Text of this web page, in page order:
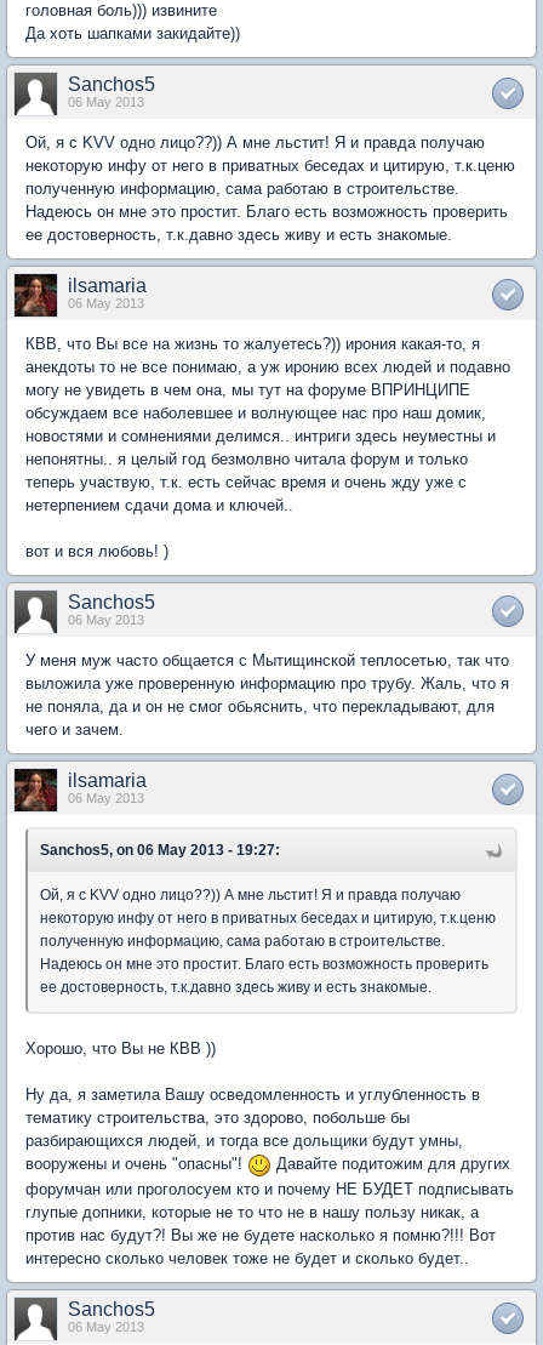
головная боль))) извините
Да хоть шапками закидайте))
Sanchos5
06 May 2013
Ой, я с KVV одно лицо??)) А мне льстит! Я и правда получаю
некоторую инфу от него в приватных беседах и цитирую, т.к.ценю
полученную информацию, сама работаю в строительстве.
Надеюсь он мне это простит. Благо есть возможность проверить
ее достоверность, т.к.давно здесь живу и есть знакомые.
ilsamaria
06 May 2013
КВВ, что Вы все на жизнь то жалуетесь?)) ирония какая-то, я
анекдоты то не все понимаю, а уж иронию всех людей и подавно
могу не увидеть в чем она, мы тут на форуме ВПРИНЦИПЕ
обсуждаем все наболевшее и волнующее нас про наш домик,
новостями и сомнениями делимся.. интриги здесь неуместны и
непонятны.. я целый год безмолвно читала форум и только
теперь участвую, т.к. есть сейчас время и очень жду уже с
нетерпением сдачи дома и ключей..
вот и вся любовь! )
Sanchos5
06 May 2013
У меня муж часто общается с Мытищинской теплосетью, так что
выложила уже проверенную информацию про трубу. Жаль, что я
не поняла, да и он не смог обьяснить, что перекладывают, для
чего и зачем.
ilsamaria
06 May 2013
Sanchos5, on 06 May 2013 - 19:27:
Ой, я с KVV одно лицо??)) А мне льстит! Я и правда получаю
некоторую инфу от него в приватных беседах и цитирую, т.к.ценю
полученную информацию, сама работаю в строительстве.
Надеюсь он мне это простит. Благо есть возможность проверить
ее достоверность, т.к.давно здесь живу и есть знакомые.
Хорошо, что Вы не КВВ ))
Ну да, я заметила Вашу осведомленность и углубленность в
тематику строительства, это здорово, побольше бы
разбирающихся людей, и тогда все дольщики будут умны,
вооружены и очень "опасны"!
Давайте подитожим для других
форумчан или проголосуем кто и почему НЕ БУДЕТ подписывать
глупые допники, которые не то что не в нашу пользу никак, а
против нас будут?! Вы же не будете насколько я помню?!!! Вот
интересно сколько человек тоже не будет и сколько будет..
Sanchos5
06 May 2013